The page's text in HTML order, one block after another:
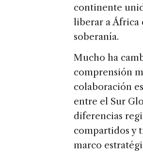
continente
liberar a África
soberanía.
Mucho ha
comprensión
colaboración
entre el Sur
diferencias
compartidos y
marco